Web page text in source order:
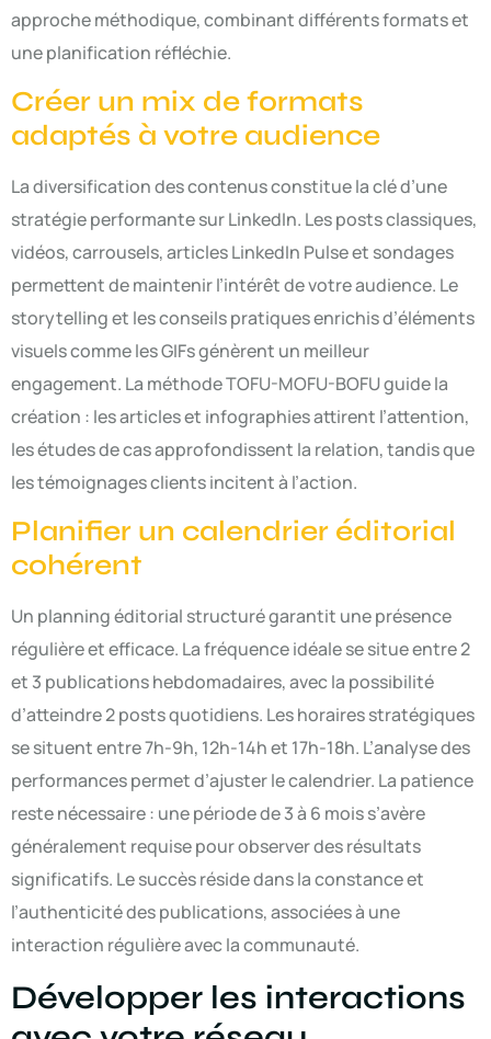
approche méthodique, combinant différents formats et
une planification réfléchie.
Créer un mix de formats
adaptés à votre audience
La diversification des contenus constitue la clé d’une
stratégie performante sur LinkedIn. Les posts classiques,
vidéos, carrousels, articles LinkedIn Pulse et sondages
permettent de maintenir l’intérêt de votre audience. Le
storytelling et les conseils pratiques enrichis d’éléments
visuels comme les GIFs génèrent un meilleur
engagement. La méthode TOFU-MOFU-BOFU guide la
création : les articles et infographies attirent l’attention,
les études de cas approfondissent la relation, tandis que
les témoignages clients incitent à l’action.
Planifier un calendrier éditorial
cohérent
Un planning éditorial structuré garantit une présence
régulière et efficace. La fréquence idéale se situe entre 2
et 3 publications hebdomadaires, avec la possibilité
d’atteindre 2 posts quotidiens. Les horaires stratégiques
se situent entre 7h-9h, 12h-14h et 17h-18h. L’analyse des
performances permet d’ajuster le calendrier. La patience
reste nécessaire : une période de 3 à 6 mois s’avère
généralement requise pour observer des résultats
significatifs. Le succès réside dans la constance et
l’authenticité des publications, associées à une
interaction régulière avec la communauté.
Développer les interactions